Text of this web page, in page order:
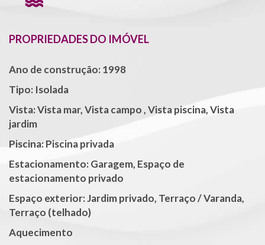
PROPRIEDADES DO IMÓVEL
Ano de construção: 1998
Tipo: Isolada
Vista: Vista mar, Vista campo , Vista piscina, Vista
jardim
Piscina: Piscina privada
Estacionamento: Garagem, Espaço de
estacionamento privado
Espaço exterior: Jardim privado, Terraço / Varanda,
Terraço (telhado)
Aquecimento